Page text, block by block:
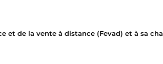
et de la vente à distance (Fevad) et à sa